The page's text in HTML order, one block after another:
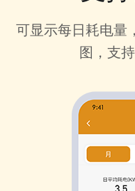
可显示每日耗电量
图，支